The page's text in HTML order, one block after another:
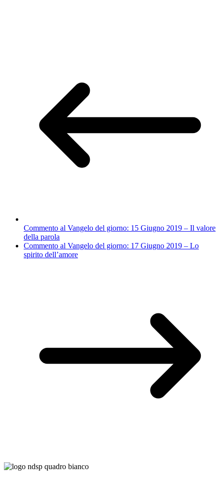
Commento al Vangelo del giorno: 15 Giugno 2019 – Il valore
della parola
Commento al Vangelo del giorno: 17 Giugno 2019 – Lo
spirito dell’amore